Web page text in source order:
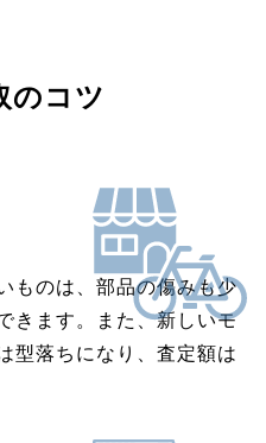
のコツ
ものは、部品の傷みも少
きます。また、新しいモ
型落ちになり、査定額は